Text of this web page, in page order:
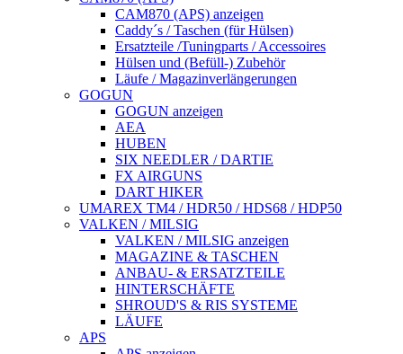
CAM870 (APS) anzeigen
Caddy´s / Taschen (für Hülsen)
Ersatzteile /Tuningparts / Accessoires
Hülsen und (Befüll-) Zubehör
Läufe / Magazinverlängerungen
GOGUN
GOGUN anzeigen
AEA
HUBEN
SIX NEEDLER / DARTIE
FX AIRGUNS
DART HIKER
UMAREX TM4 / HDR50 / HDS68 / HDP50
VALKEN / MILSIG
VALKEN / MILSIG anzeigen
MAGAZINE & TASCHEN
ANBAU- & ERSATZTEILE
HINTERSCHÄFTE
SHROUD'S & RIS SYSTEME
LÄUFE
APS